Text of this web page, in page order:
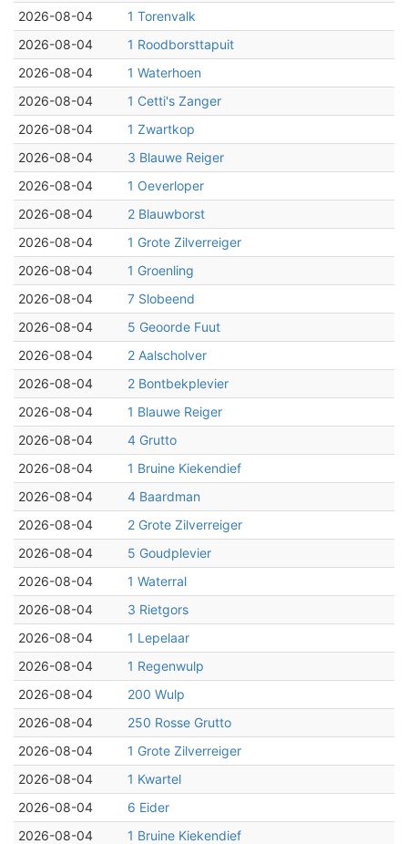
2026-08-04
1 Torenvalk
2026-08-04
1 Roodborsttapuit
2026-08-04
1 Waterhoen
2026-08-04
1 Cetti's Zanger
2026-08-04
1 Zwartkop
2026-08-04
3 Blauwe Reiger
2026-08-04
1 Oeverloper
2026-08-04
2 Blauwborst
2026-08-04
1 Grote Zilverreiger
2026-08-04
1 Groenling
2026-08-04
7 Slobeend
2026-08-04
5 Geoorde Fuut
2026-08-04
2 Aalscholver
2026-08-04
2 Bontbekplevier
2026-08-04
1 Blauwe Reiger
2026-08-04
4 Grutto
2026-08-04
1 Bruine Kiekendief
2026-08-04
4 Baardman
2026-08-04
2 Grote Zilverreiger
2026-08-04
5 Goudplevier
2026-08-04
1 Waterral
2026-08-04
3 Rietgors
2026-08-04
1 Lepelaar
2026-08-04
1 Regenwulp
2026-08-04
200 Wulp
2026-08-04
250 Rosse Grutto
2026-08-04
1 Grote Zilverreiger
2026-08-04
1 Kwartel
2026-08-04
6 Eider
2026-08-04
1 Bruine Kiekendief